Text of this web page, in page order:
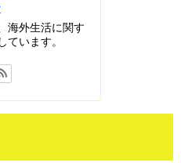
海外生活に関す
ています。